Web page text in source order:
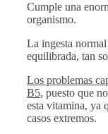
Cumple una
organismo.
La ingesta
equilibrada, tan
Los problemas
B5, puesto que
esta vitamina, ya
casos extremos.